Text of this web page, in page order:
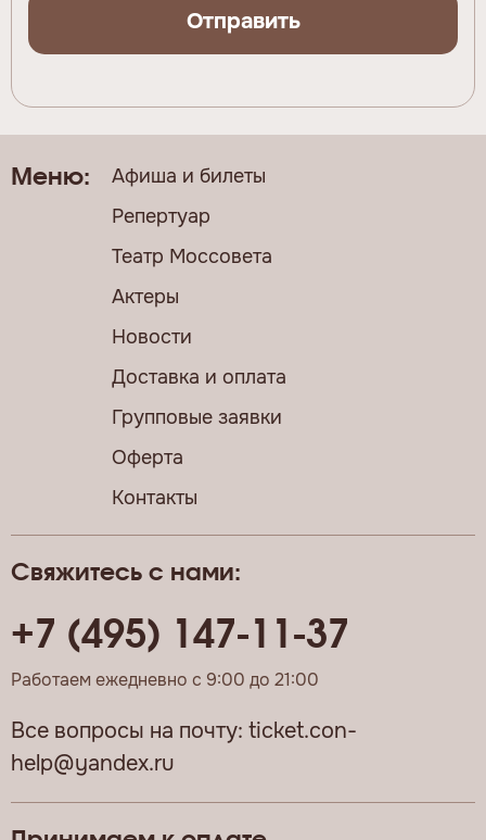
Отправить
Свяжитесь с нами:
+7 (495) 147-11-37
Работаем ежедневно с 9:00 до 21:00
Все вопросы на почту: ticket.con-
help@yandex.ru
Меню:
Афиша и билеты
Репертуар
Театр Моссовета
Актеры
Новости
Доставка и оплата
Групповые заявки
Оферта
Контакты